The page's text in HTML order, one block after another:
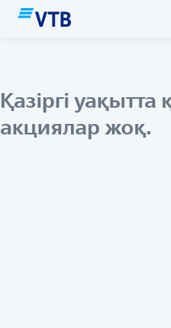
Қазіргі
акциялар жоқ.